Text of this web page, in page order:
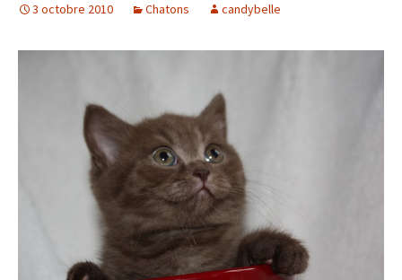
3 octobre 2010 Chatons candybelle